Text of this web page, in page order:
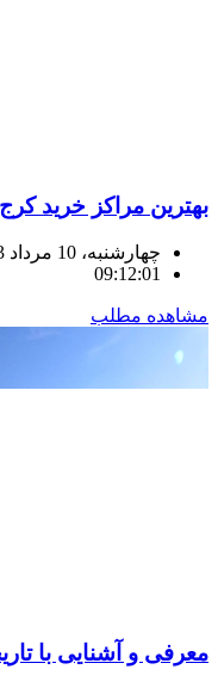
بهترین مراکز خرید کرج
چهارشنبه، 10 مرداد 1403
09:12:01
مشاهده مطلب
معرفی و آشنایی با